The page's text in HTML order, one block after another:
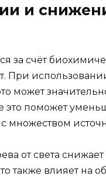
и
за счёт
При
может
поможет
множеством
от света
также влияет на